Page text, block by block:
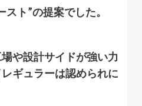
ト”の提案でした。
や設計サイドが強い力
ギュラーは認められに